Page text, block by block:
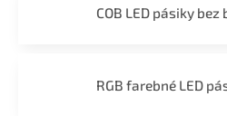
COB LED pásiky bez
RGB farebné LED